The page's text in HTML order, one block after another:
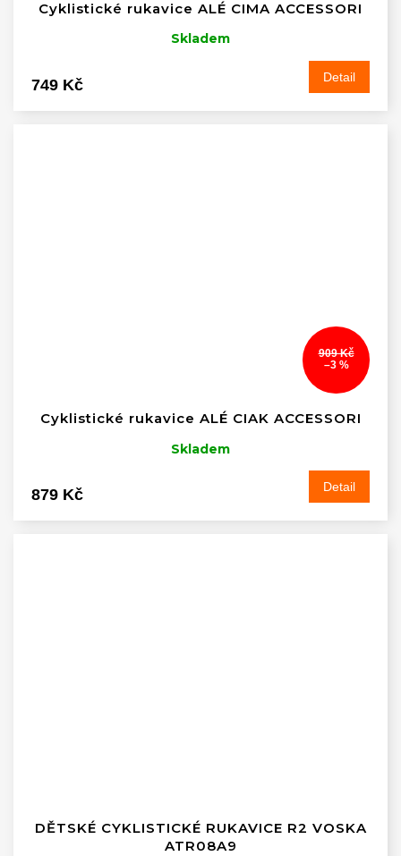
Cyklistické rukavice ALÉ CIMA ACCESSORI
Skladem
749 Kč Detail
909 Kč
–3 %
Cyklistické rukavice ALÉ CIAK ACCESSORI
Skladem
879 Kč Detail
DĚTSKÉ CYKLISTICKÉ RUKAVICE R2 VOSKA
ATR08A9